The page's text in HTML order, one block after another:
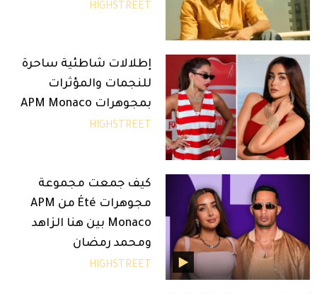
HIGHSTREET
إطلالات شاطئية ساحرة
للنجمات والمؤثرات
بمجوهرات APM Monaco
HIGHSTREET
كيف جمعت مجموعة
مجوهرات Été من APM
Monaco بين هنا الزاهد
ومحمد رمضان
HIGHSTREET